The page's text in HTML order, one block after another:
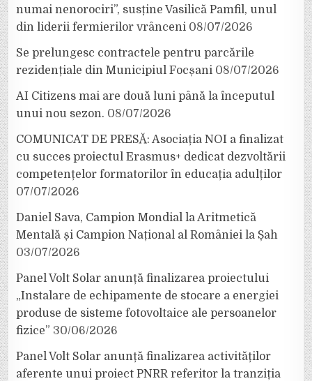
numai nenorociri”, susține Vasilică Pamfil, unul
din liderii fermierilor vrânceni 08/07/2026
Se prelungesc contractele pentru parcările
rezidențiale din Municipiul Focșani 08/07/2026
AI Citizens mai are două luni până la începutul
unui nou sezon. 08/07/2026
COMUNICAT DE PRESĂ: Asociația NOI a finalizat
cu succes proiectul Erasmus+ dedicat dezvoltării
competențelor formatorilor în educația adulților
07/07/2026
Daniel Sava, Campion Mondial la Aritmetică
Mentală și Campion Național al României la Șah
03/07/2026
Panel Volt Solar anunță finalizarea proiectului
„Instalare de echipamente de stocare a energiei
produse de sisteme fotovoltaice ale persoanelor
fizice” 30/06/2026
Panel Volt Solar anunță finalizarea activităților
aferente unui proiect PNRR referitor la tranziția